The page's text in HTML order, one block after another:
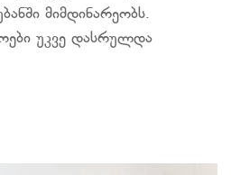
მიმდინარეობს.
უკვე დასრულდა